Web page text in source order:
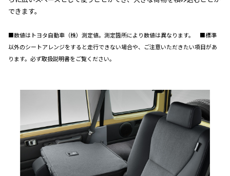
できます。
■数値はトヨタ自動車（株）測定値。測定箇所により数値は異なります。 ■標準
以外のシートアレンジをすると走行できない場合や、ご注意いただきたい項目があ
ります。必ず取扱説明書をご覧ください。